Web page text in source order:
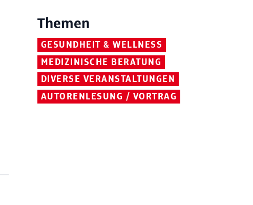
Themen
GESUNDHEIT & WELLNESS
MEDIZINISCHE BERATUNG
DIVERSE VERANSTALTUNGEN
AUTORENLESUNG / VORTRAG